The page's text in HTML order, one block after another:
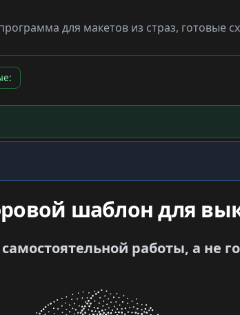
для макетов из страз, готовые
шаблон для
работы, а не